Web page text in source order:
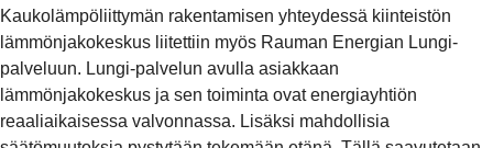
Kaukolämpöliittymän rakentamisen yhteydessä kiinteistön
lämmönjakokeskus liitettiin myös Rauman Energian Lungi-
palveluun. Lungi-palvelun avulla asiakkaan
lämmönjakokeskus ja sen toiminta ovat energiayhtiön
reaaliaikaisessa valvonnassa. Lisäksi mahdollisia